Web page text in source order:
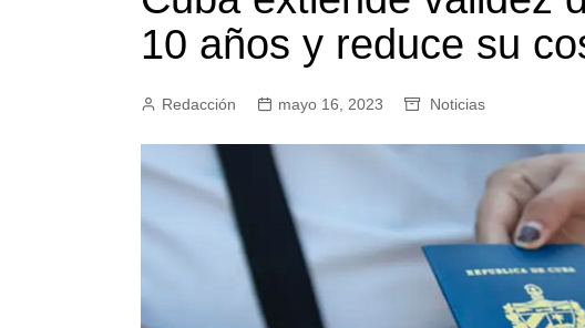
10 años y reduce su
Redacción mayo 16, 2023 Noticias